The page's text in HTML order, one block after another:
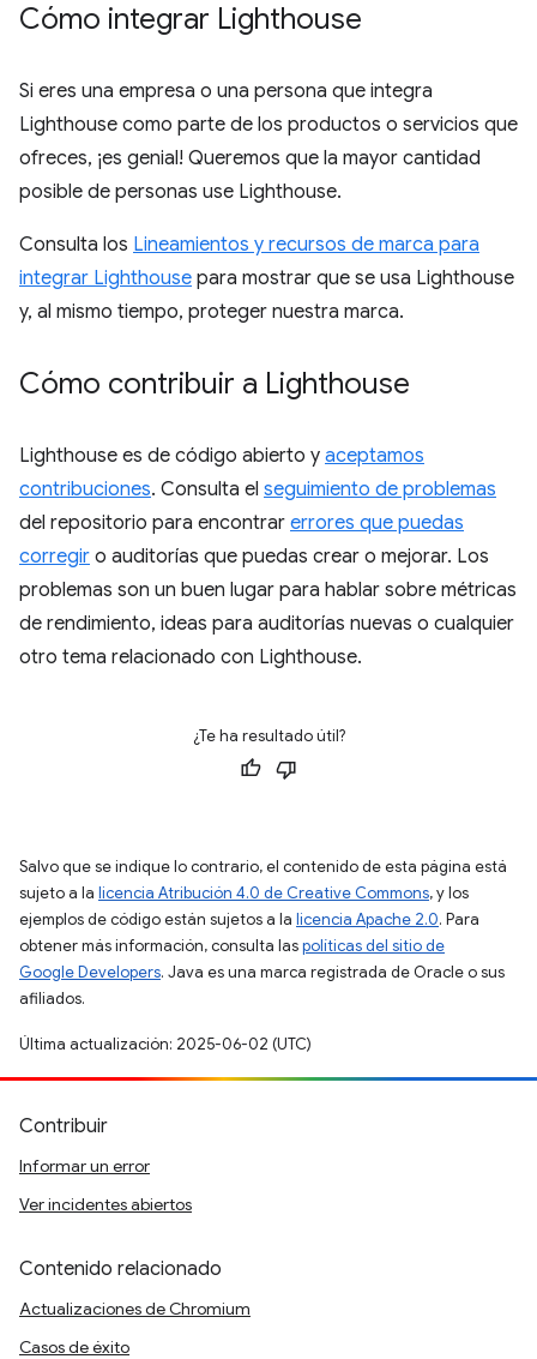
Cómo integrar Lighthouse
Si eres una empresa o una persona que integra
Lighthouse como parte de los productos o servicios que
ofreces, ¡es genial! Queremos que la mayor cantidad
posible de personas use Lighthouse.
Consulta los Lineamientos y recursos de marca para
integrar Lighthouse para mostrar que se usa Lighthouse
y, al mismo tiempo, proteger nuestra marca.
Cómo contribuir a Lighthouse
Lighthouse es de código abierto y aceptamos
contribuciones. Consulta el seguimiento de problemas
del repositorio para encontrar errores que puedas
corregir o auditorías que puedas crear o mejorar. Los
problemas son un buen lugar para hablar sobre métricas
de rendimiento, ideas para auditorías nuevas o cualquier
otro tema relacionado con Lighthouse.
¿Te ha resultado útil?
Salvo que se indique lo contrario, el contenido de esta página está
sujeto a la licencia Atribución 4.0 de Creative Commons, y los
ejemplos de código están sujetos a la licencia Apache 2.0. Para
obtener más información, consulta laspolíticas del sitio de
Google Developers. Java es una marca registrada de Oracle o sus
afiliados.
Última actualización: 2025-06-02 (UTC)
Contribuir
Informar un error
Ver incidentes abiertos
Contenido relacionado
Actualizaciones de Chromium
Casos de éxito